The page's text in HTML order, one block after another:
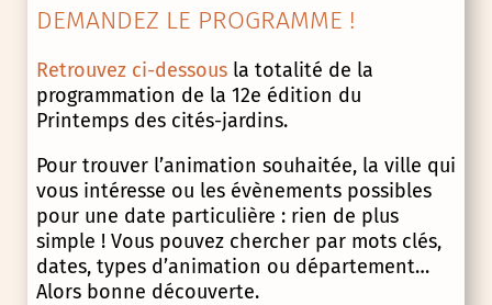
DEMANDEZ LE PROGRAMME !
Retrouvez ci-dessousla totalité de la
programmation de la 12e édition du
Printemps des cités-jardins.
Pour trouver l’animation souhaitée, la ville qui
vous intéresse ou les évènements possibles
pour une date particulière : rien de plus
simple ! Vous pouvez chercher par mots clés,
dates, types d’animation ou département…
Alors bonne découverte.